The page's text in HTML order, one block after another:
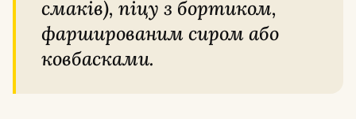
смаків), піцу з бортиком,
фаршированим сиром або
ковбасками.